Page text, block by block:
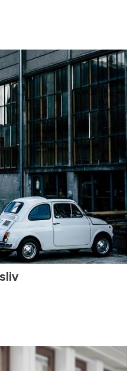
IN-AFGØRELSER: KFST
ERHVERVSLIV